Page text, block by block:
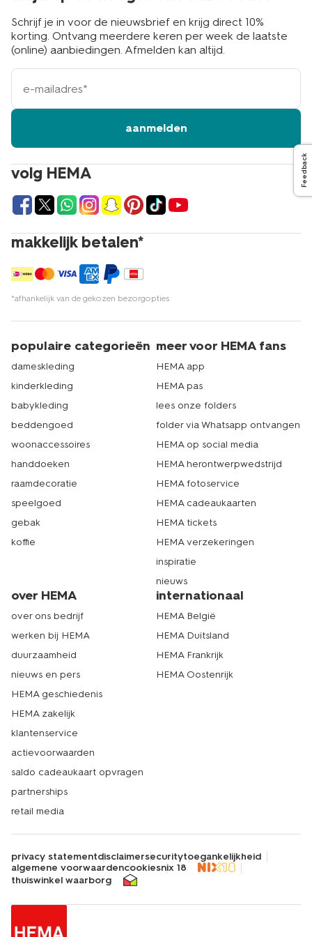
volg HEMA
makkelijk betalen*
*afhankelijk van de gekozen bezorgopties
Schrijf je in voor de nieuwsbrief en krijg direct 10%
korting. Ontvang meerdere keren per week de laatste
(online) aanbiedingen. Afmelden kan altijd.
e-
mailadres
aanmelden
populaire categorieën
dameskleding
kinderkleding
babykleding
beddengoed
woonaccessoires
handdoeken
raamdecoratie
speelgoed
gebak
koffie
meer voor HEMA fans
HEMA app
HEMA pas
lees onze folders
folder via Whatsapp ontvangen
HEMA op social media
HEMA herontwerpwedstrijd
HEMA fotoservice
HEMA cadeaukaarten
HEMA tickets
HEMA verzekeringen
inspiratie
nieuws
over HEMA
over ons bedrijf
werken bij HEMA
duurzaamheid
nieuws en pers
HEMA geschiedenis
HEMA zakelijk
klantenservice
actievoorwaarden
saldo cadeaukaart opvragen
partnerships
retail media
internationaal
HEMA België
HEMA Duitsland
HEMA Frankrijk
HEMA Oostenrijk
privacy statementdisclaimersecuritytoegankelijkheid
algemene voorwaardencookiesnix 18
thuiswinkel waarborg
Feedback